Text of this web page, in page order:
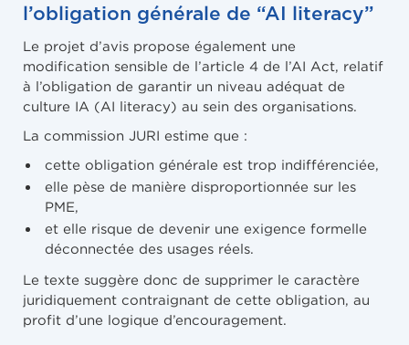
l’obligation générale de “AI literacy”
Le projet d’avis propose également une
modification sensible de l’article 4 de l’AI Act, relatif
à l’obligation de garantir un niveau adéquat de
culture IA (AI literacy) au sein des organisations.
La commission JURI estime que :
cette obligation générale est trop indifférenciée,
elle pèse de manière disproportionnée sur les
PME,
et elle risque de devenir une exigence formelle
déconnectée des usages réels.
Le texte suggère donc de supprimer le caractère
juridiquement contraignant de cette obligation, au
profit d’une logique d’encouragement.